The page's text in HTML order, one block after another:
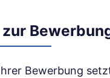
Bewerbung